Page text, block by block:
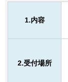
1.内容
2.受付場所